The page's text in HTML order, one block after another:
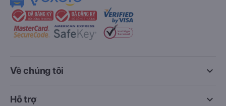
keyboard_arrow_down
Về chúng tôi
keyboard_arrow_down
Hỗ trợ